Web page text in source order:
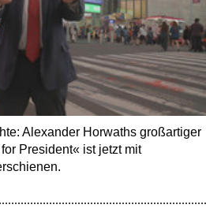
Alexander Horwaths großartiger
President« ist jetzt mit